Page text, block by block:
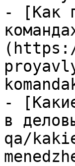
- [Как
-
в
qa/